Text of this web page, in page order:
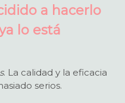
a hacerlo
lo está
. La calidad y la eficacia
serios.